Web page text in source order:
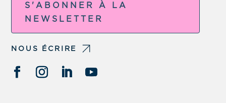
S'ABONNER À LA
NEWSLETTER
NOUS ÉCRIRE